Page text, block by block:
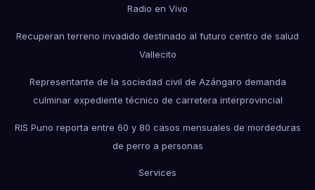
Radio en Vivo
Recuperan terreno invadido destinado al futuro centro de salud
Vallecito
Representante de la sociedad civil de Azángaro demanda
culminar expediente técnico de carretera interprovincial
RIS Puno reporta entre 60 y 80 casos mensuales de mordeduras
de perro a personas
Services